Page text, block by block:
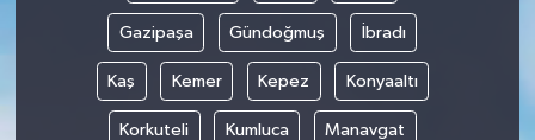
Gazipaşa Gündoğmuş İbradı
Kaş Kemer Kepez Konyaaltı
Korkuteli Kumluca Manavgat